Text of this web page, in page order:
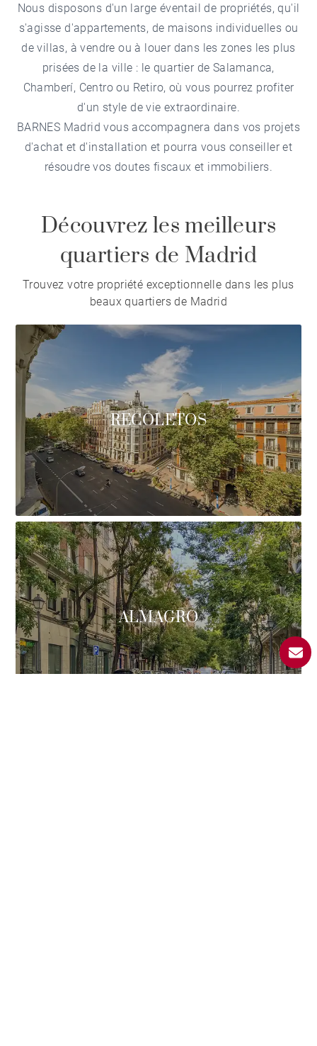
Nous disposons d'un large éventail de propriétés, qu'il
s'agisse d'appartements, de maisons individuelles ou
de villas, à vendre ou à louer dans les zones les plus
prisées de la ville : le quartier de Salamanca,
Chamberí, Centro ou Retiro, où vous pourrez profiter
d'un style de vie extraordinaire.
BARNES Madrid vous accompagnera dans vos projets
d'achat et d'installation et pourra vous conseiller et
résoudre vos doutes fiscaux et immobiliers.
Découvrez les meilleurs
quartiers de Madrid
Trouvez votre propriété exceptionnelle dans les plus
beaux quartiers de Madrid
RECOLETOS
ALMAGRO